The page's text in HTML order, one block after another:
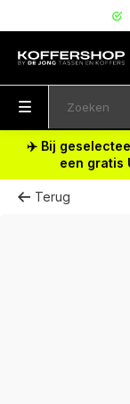
✈️ Bij
een gratis
Terug